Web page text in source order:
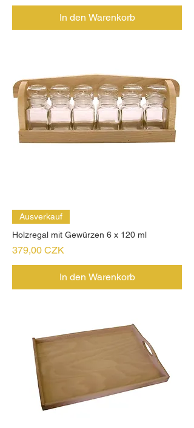
In den Warenkorb
Ausverkauf
Holzregal mit Gewürzen 6 x 120 ml
Preis
379,00 CZK
In den Warenkorb